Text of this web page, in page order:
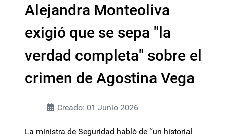
Alejandra Monteoliva
exigió que se sepa "la
verdad completa" sobre el
crimen de Agostina Vega
Creado: 01 Junio 2026
La ministra de Seguridad habló de “un historial